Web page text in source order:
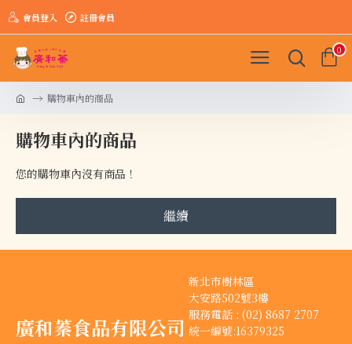
會員登入 註冊會員
0
購物車內的商品
購物車內的商品
您的購物車內沒有商品！
繼續
廣和蓁食品有限公司
新北市樹林區
大安路502號3樓
服務電話 : (02) 8687 2707
統一編號:16379325